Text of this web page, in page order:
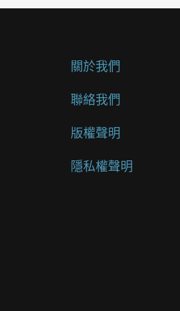
關於我們
聯絡我們
版權聲明
隱私權聲明